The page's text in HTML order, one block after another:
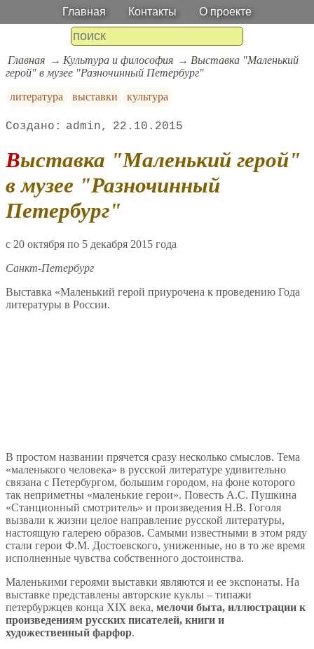
Главная Контакты О проекте
Главная Культура и философия
Выставка "Маленький
герой" в музее "Разночинный Петербург"
литература
выставки культура
admin 22.10.2015
Выставка "Маленький герой"
в музее "Разночинный
Петербург"
c 20 октября по 5 декабря 2015 года
Санкт-Петербург
Выставка «Маленький герой приурочена к проведению Года
литературы в России.
В простом названии прячется сразу несколько смыслов. Тема
«маленького человека» в русской литературе удивительно
связана с Петербургом, большим городом, на фоне которого
так неприметны «маленькие герои». Повесть А.С. Пушкина
«Станционный смотритель» и произведения Н.В. Гоголя
вызвали к жизни целое направление русской литературы,
настоящую галерею образов. Самыми известными в этом ряду
стали герои Ф.М. Достоевского, униженные, но в то же время
исполненные чувства собственного достоинства.
Маленькими героями выставки являются и ее экспонаты. На
выставке представлены авторские куклы – типажи
петербуржцев конца XIX века, мелочи быта, иллюстрации к
произведениям русских писателей, книги и
художественный фарфор.